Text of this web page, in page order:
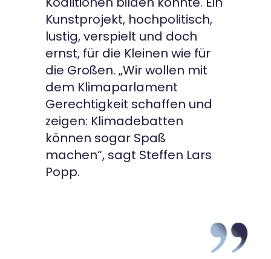
Kunstprojekt, hochpolitisch,
lustig, verspielt und doch
ernst, für die Kleinen wie für
die Großen. „Wir wollen mit
dem Klimaparlament
Gerechtigkeit schaffen und
zeigen: Klimadebatten
können sogar Spaß
machen“, sagt Steffen Lars
Popp.